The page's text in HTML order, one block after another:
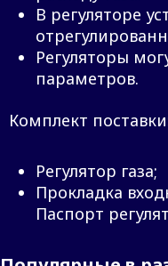
В регуляторе
Регуляторы
параметров.
Комплект
Регулятор газа;
Прокладка
Паспорт